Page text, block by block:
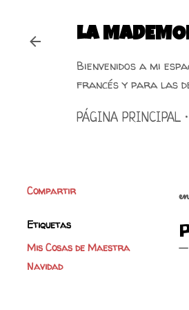
LA
Bienvenidos a mi
francés y para las
PÁGINA PRINCIPAL
Compartir
Etiquetas
Mis Cosas de Maestra
Navidad